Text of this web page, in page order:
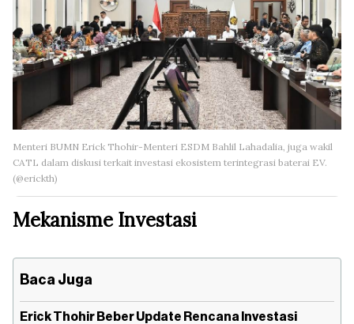
Menteri BUMN Erick Thohir-Menteri ESDM Bahlil Lahadalia, juga wakil
CATL dalam diskusi terkait investasi ekosistem terintegrasi baterai EV.
(@erickth)
Mekanisme Investasi
Baca Juga
Erick Thohir Beber Update Rencana Investasi